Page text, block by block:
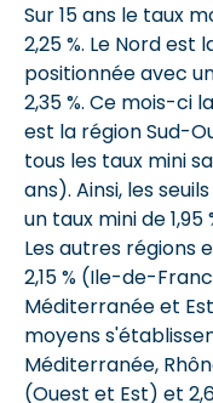
Sur 15 ans le taux
2,25 %. Le Nord est
positionnée avec
2,35 %. Ce mois-ci
est la région Sud-
tous les taux mini
ans). Ainsi, les
un taux mini de
Les autres régions
2,15 % (Ile-de-
Méditerranée et
moyens
Méditerranée,
(Ouest et Est) et